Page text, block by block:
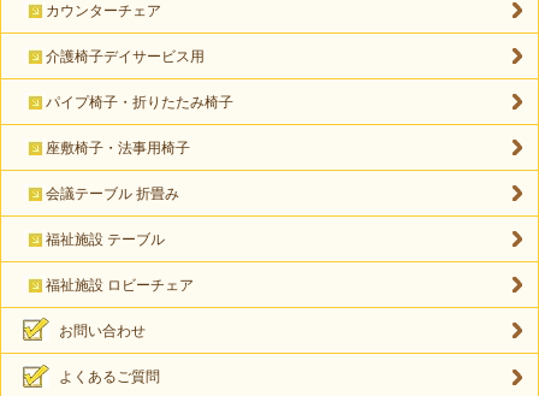
カウンターチェア
介護椅子デイサービス用
パイプ椅子・折りたたみ椅子
座敷椅子・法事用椅子
会議テーブル 折畳み
福祉施設 テーブル
福祉施設 ロビーチェア
お問い合わせ
よくあるご質問